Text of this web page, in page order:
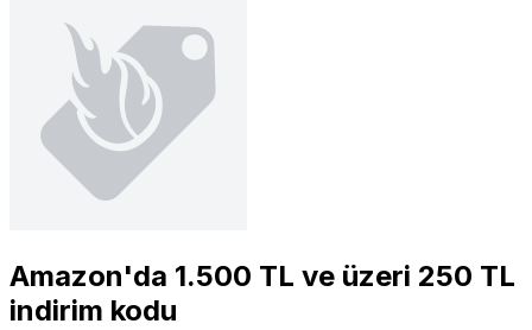
Amazon'da 1.500 TL ve üzeri 250 TL
indirim kodu